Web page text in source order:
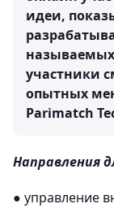
идеи,
называемых
участники
опытных
Parimatch
Направления
● управление